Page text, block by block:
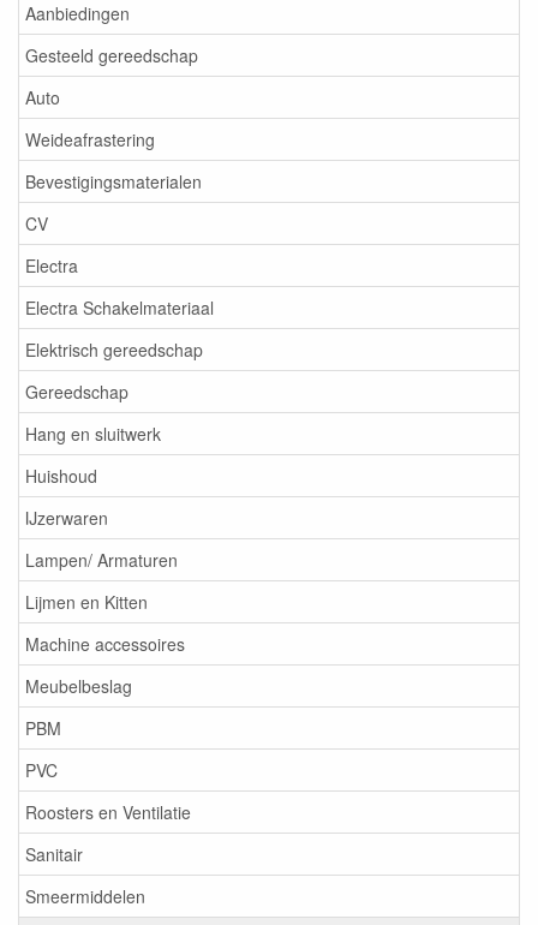
Aanbiedingen
Gesteeld gereedschap
Auto
Weideafrastering
Bevestigingsmaterialen
CV
Electra
Electra Schakelmateriaal
Elektrisch gereedschap
Gereedschap
Hang en sluitwerk
Huishoud
IJzerwaren
Lampen/ Armaturen
Lijmen en Kitten
Machine accessoires
Meubelbeslag
PBM
PVC
Roosters en Ventilatie
Sanitair
Smeermiddelen